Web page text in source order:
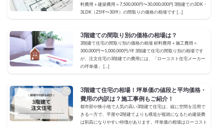
料費用＋建築費用＝7,500,000円〜30,000,000円 3階建ての3DK・
3LDK（25坪〜30坪）の間取りの価格の相場です […]
3階建ての間取り別の価格の相場は？
3階建て住宅の間取り別の価格の相場 材料費用＋施工費用＝
300,000円〜1,000,000円/坪 3階建て住宅の間取り別の相場です
が、注文住宅の3階建ての費用には、「ローコスト住宅メーカー
の坪単価」 […]
3階建て住宅の相場！坪単価の値段と平均価格・
費用の内訳は？施工事例もご紹介！
都市部や狭小地で人気の高い3階建て住宅は、縦に空間を活用で
きる一方で、平屋や2階建てよりも構造が複雑になるため建築費
は割高になりやすい特徴があります。坪単価の相場はローコスト